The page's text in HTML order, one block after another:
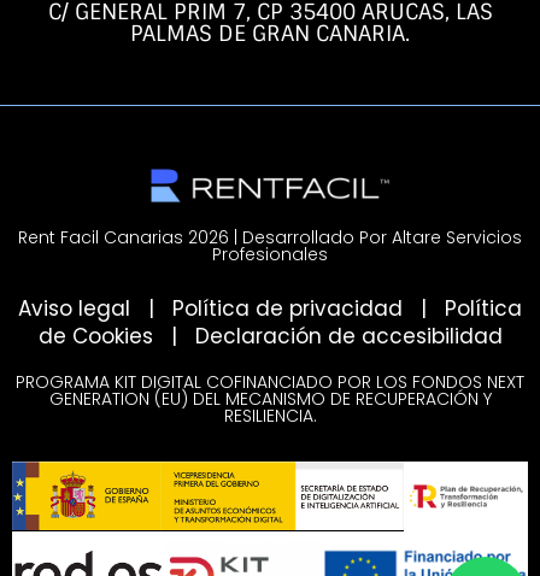
C/ GENERAL PRIM 7, CP 35400 ARUCAS, LAS
PALMAS DE GRAN CANARIA.
Rent Facil Canarias 2026 | Desarrollado Por Altare Servicios
Profesionales
Aviso legal | Política de privacidad |
Política
de Cookies
| Declaración de accesibilidad
PROGRAMA KIT DIGITAL COFINANCIADO POR LOS FONDOS NEXT
GENERATION (EU) DEL MECANISMO DE RECUPERACIÓN Y
RESILIENCIA.